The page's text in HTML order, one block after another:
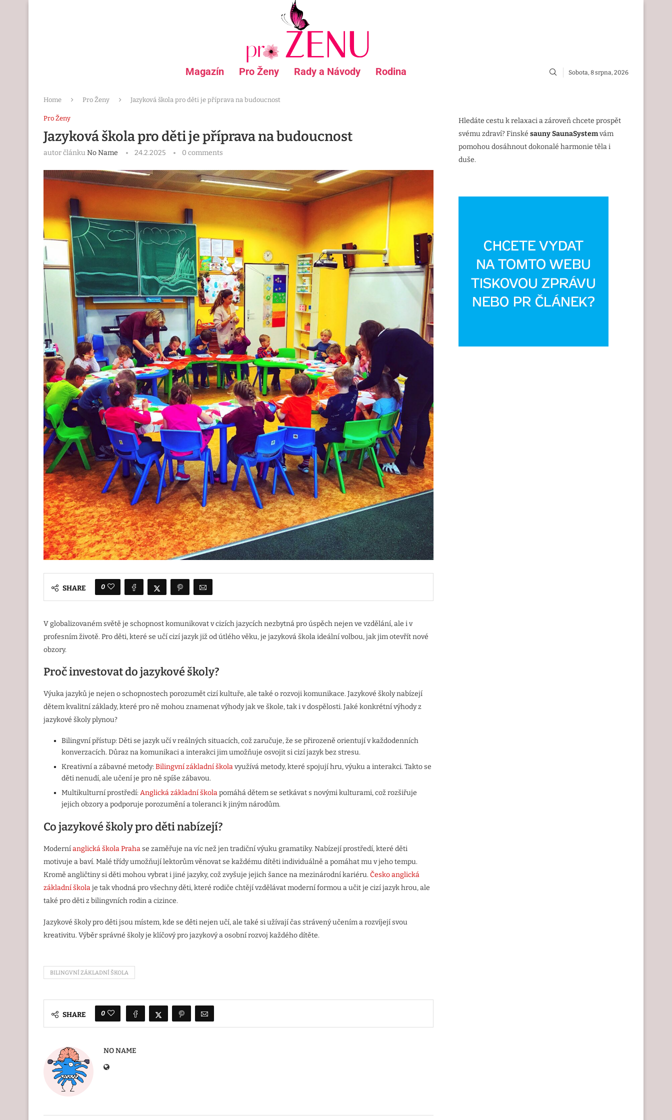
Magazín Pro Ženy Rady a Návody Rodina Sobota, 8 srpna, 2026
Home Pro Ženy Jazyková škola pro děti je příprava na budoucnost
Pro Ženy
Jazyková škola pro děti je příprava na budoucnost
autor článkuNo Name 24.2.2025 0 comments
SHARE 0
V globalizovaném světě je schopnost komunikovat v cizích jazycích nezbytná pro úspěch nejen ve vzdělání, ale i v
profesním životě. Pro děti, které se učí cizí jazyk již od útlého věku, je jazyková škola ideální volbou, jak jim otevřít nové
obzory.
Proč investovat do jazykové školy?
Výuka jazyků je nejen o schopnostech porozumět cizí kultuře, ale také o rozvoji komunikace. Jazykové školy nabízejí
dětem kvalitní základy, které pro ně mohou znamenat výhody jak ve škole, tak i v dospělosti. Jaké konkrétní výhody z
jazykové školy plynou?
Bilingvní přístup: Děti se jazyk učí v reálných situacích, což zaručuje, že se přirozeně orientují v každodenních
konverzacích. Důraz na komunikaci a interakci jim umožňuje osvojit si cizí jazyk bez stresu.
Kreativní a zábavné metody: Bilingvní základní školavyužívá metody, které spojují hru, výuku a interakci. Takto se
děti nenudí, ale učení je pro ně spíše zábavou.
Multikulturní prostředí: Anglická základní školapomáhá dětem se setkávat s novými kulturami, což rozšiřuje
jejich obzory a podporuje porozumění a toleranci k jiným národům.
Co jazykové školy pro děti nabízejí?
Moderníanglická škola Prahase zaměřuje na víc než jen tradiční výuku gramatiky. Nabízejí prostředí, které děti
motivuje a baví. Malé třídy umožňují lektorům věnovat se každému dítěti individuálně a pomáhat mu v jeho tempu.
Kromě angličtiny si děti mohou vybrat i jiné jazyky, což zvyšuje jejich šance na mezinárodní kariéru. Česko anglická
základní školaje tak vhodná pro všechny děti, které rodiče chtějí vzdělávat moderní formou a učit je cizí jazyk hrou, ale
také pro děti z bilingvních rodin a cizince.
Jazykové školy pro děti jsou místem, kde se děti nejen učí, ale také si užívají čas strávený učením a rozvíjejí svou
kreativitu. Výběr správné školy je klíčový pro jazykový a osobní rozvoj každého dítěte.
BILINGVNÍ ZÁKLADNÍ ŠKOLA
SHARE 0
NO NAME
Hledáte cestu k relaxaci a zároveň chcete prospět
svému zdraví? Finské sauny SaunaSystemvám
pomohou dosáhnout dokonalé harmonie těla i
duše.